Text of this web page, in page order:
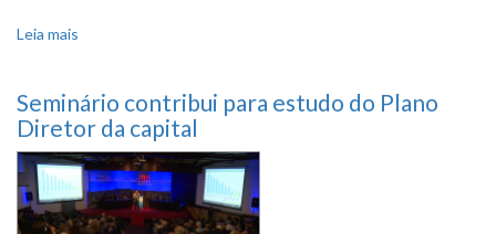
Leia mais
Seminário contribui para estudo do Plano
Diretor da capital